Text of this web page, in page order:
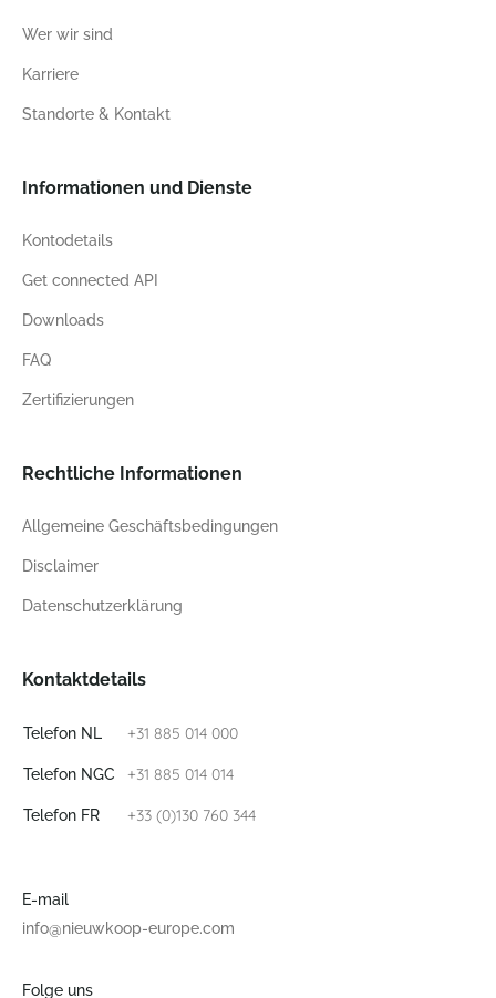
Wer wir sind
Karriere
Standorte & Kontakt
Informationen und Dienste
Kontodetails
Get connected API
Downloads
FAQ
Zertifizierungen
Rechtliche Informationen
Allgemeine Geschäftsbedingungen
Disclaimer
Datenschutzerklärung
Kontaktdetails
Telefon NL +31 885 014 000
Telefon NGC +31 885 014 014
Telefon FR +33 (0)130 760 344
E-mail
info@nieuwkoop-europe.com
Folge uns